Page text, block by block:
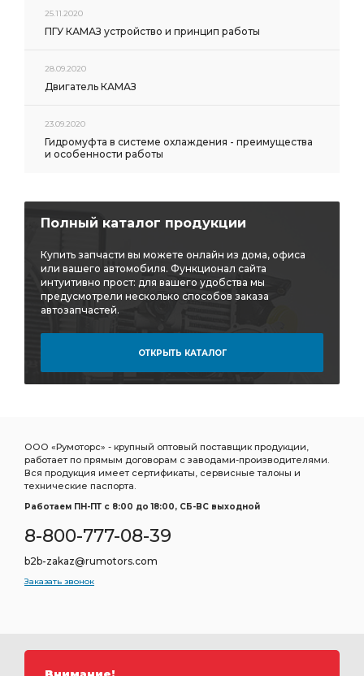
25.11.2020
ПГУ КАМАЗ устройство и принцип работы
28.09.2020
Двигатель КАМАЗ
23.09.2020
Гидромуфта в системе охлаждения - преимущества
и особенности работы
Полный каталог продукции
Купить запчасти вы можете онлайн из дома, офиса
или вашего автомобиля. Функционал сайта
интуитивно прост: для вашего удобства мы
предусмотрели несколько способов заказа
автозапчастей.
ОТКРЫТЬ КАТАЛОГ
ООО «Румоторс» - крупный оптовый поставщик продукции,
работает по прямым договорам с заводами-производителями.
Вся продукция имеет сертификаты, сервисные талоны и
технические паспорта.
Работаем ПН-ПТ c 8:00 до 18:00, СБ-ВС выходной
8-800-777-08-39
b2b-zakaz@rumotors.com
Заказать звонок